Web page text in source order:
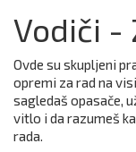
Vodiči -
Ovde su skupljeni
opremi za rad na
sagledaš opasače,
vitlo i da razumeš
rada.